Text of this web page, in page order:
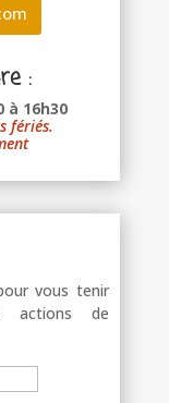
:
à 16h30
fériés.
vous tenir
actions de